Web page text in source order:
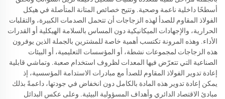
أسطحًا داخلية ناعمة وصحية. وتتيح خصائص المتانة المتأصلة في هيكل
الفولاذ المقاوم للصدأ لهذه الزجاجات أن تتحمل الصدمات الكبيرة، والتقلبات
الحرارية، والإجهادات الميكانيكية دون المساس بالسلامة الهيكلية أو القدرات
الأداء. وهذه المرونة تكتسب أهمية خاصة للمشترين بالجملة الذين يوفرون
هذه الزجاجات لمجموعات نشطة، أو المؤسسات التعليمية، أو البيئات
الصناعية التي تتعرّض فيها المعدات لظروف استخدام صعبة. وتماشي قابلية
إعادة تدوير الفولاذ المقاوم للصدأ مع مبادرات الاستدامة المؤسسية، إذ
يمكن إعادة تدوير هذه المادة بالكامل دون انخفاض في جودتها، داعمةً بذلك
مبادئ الاقتصاد الدائري وأهداف المسؤولية البيئية. وعلى عكس البدائل